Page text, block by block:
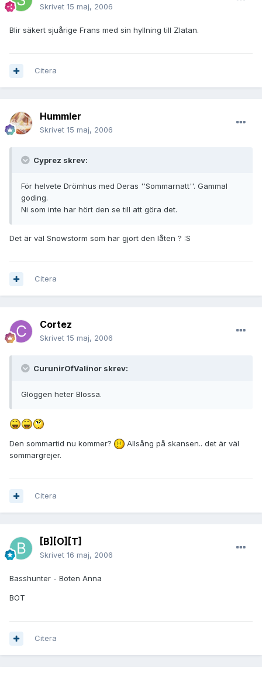
Skrivet 15 maj, 2006
Blir säkert sjuårige Frans med sin hyllning till Zlatan.
Citera
Hummler
Skrivet 15 maj, 2006
Cyprez skrev:
För helvete Drömhus med Deras ''Sommarnatt''. Gammal
goding.
Ni som inte har hört den se till att göra det.
Det är väl Snowstorm som har gjort den låten ? :S
Citera
Cortez
Skrivet 15 maj, 2006
CurunirOfValinor skrev:
Glöggen heter Blossa.
Den sommartid nu kommer?
Allsång på skansen.. det är väl
sommargrejer.
Citera
[B][O][T]
Skrivet 16 maj, 2006
Basshunter - Boten Anna
BOT
Citera